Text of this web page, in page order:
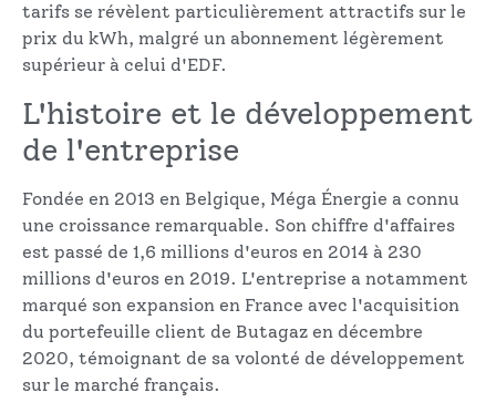
tarifs se révèlent particulièrement attractifs sur le
prix du kWh, malgré un abonnement légèrement
supérieur à celui d'EDF.
L'histoire et le développement
de l'entreprise
Fondée en 2013 en Belgique, Méga Énergie a connu
une croissance remarquable. Son chiffre d'affaires
est passé de 1,6 millions d'euros en 2014 à 230
millions d'euros en 2019. L'entreprise a notamment
marqué son expansion en France avec l'acquisition
du portefeuille client de Butagaz en décembre
2020, témoignant de sa volonté de développement
sur le marché français.